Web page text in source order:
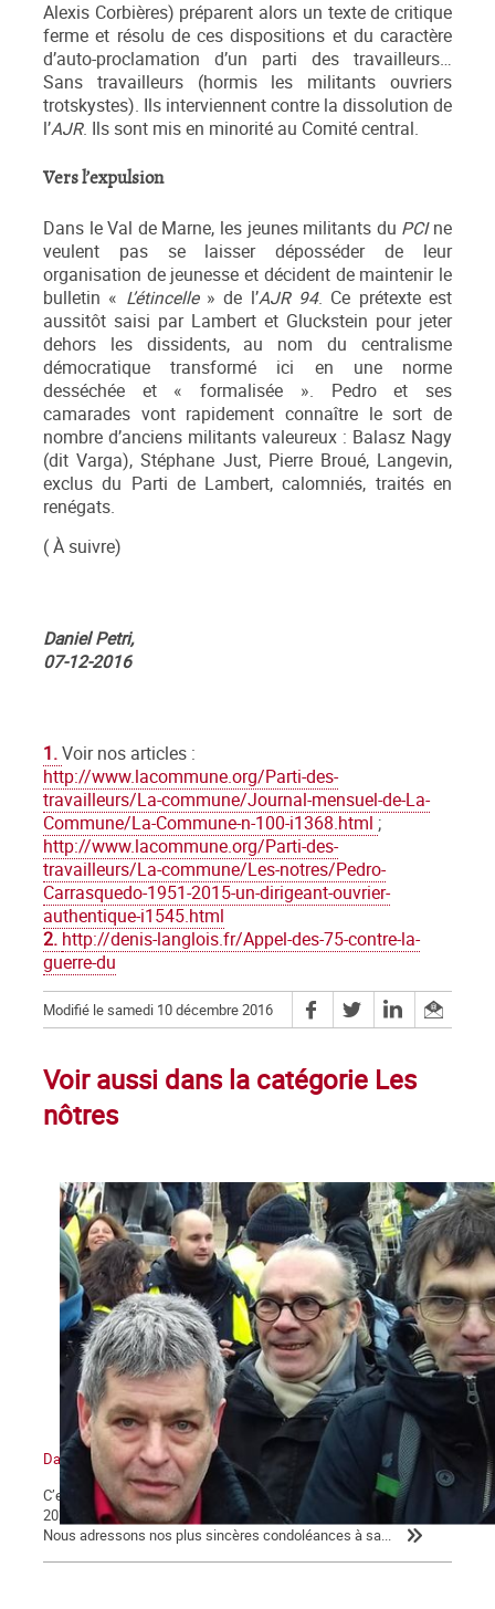
Alexis Corbières) préparent alors un texte de critique
ferme et résolu de ces dispositions et du caractère
d’auto-proclamation d’un parti des travailleurs…
Sans travailleurs (hormis les militants ouvriers
trotskystes). Ils interviennent contre la dissolution de
l’AJR. Ils sont mis en minorité au Comité central.
Vers l’expulsion
Dans le Val de Marne, les jeunes militants du PCIne
veulent pas se laisser déposséder de leur
organisation de jeunesse et décident de maintenir le
bulletin « L’étincelle» de l’AJR 94. Ce prétexte est
aussitôt saisi par Lambert et Gluckstein pour jeter
dehors les dissidents, au nom du centralisme
démocratique transformé ici en une norme
desséchée et « formalisée ». Pedro et ses
camarades vont rapidement connaître le sort de
nombre d’anciens militants valeureux : Balasz Nagy
(dit Varga), Stéphane Just, Pierre Broué, Langevin,
exclus du Parti de Lambert, calomniés, traités en
renégats.
( À suivre)
Daniel Petri,
07-12-2016
1.Voir nos articles :
http://www.lacommune.org/Parti-des-
travailleurs/La-commune/Journal-mensuel-de-La-
Commune/La-Commune-n-100-i1368.html ;
http://www.lacommune.org/Parti-des-
travailleurs/La-commune/Les-notres/Pedro-
Carrasquedo-1951-2015-un-dirigeant-ouvrier-
authentique-i1545.html
2. http://denis-langlois.fr/Appel-des-75-contre-la-
guerre-du
Modifié le samedi 10 décembre 2016
Voir aussi dans la catégorie Les
nôtres
Daniel Petri (1960-2021) : un militant trotskyste
C’est avec tristesse que nous avons appris, ce dimanche 29 août
2021, le décès de Daniel Petri à son domicile à l’âge de 61 ans.
Nous adressons nos plus sincères condoléances à sa...